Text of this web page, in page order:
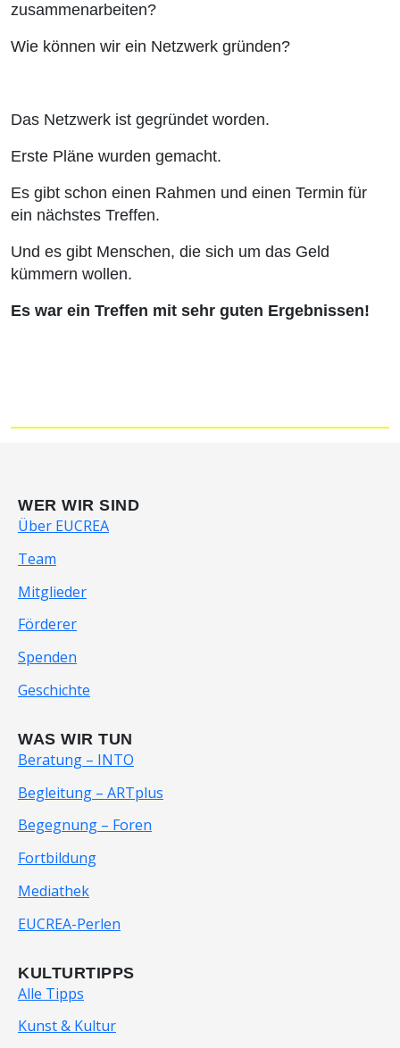
zusammenarbeiten?
Wie können wir ein Netzwerk gründen?
Das Netzwerk ist gegründet worden.
Erste Pläne wurden gemacht.
Es gibt schon einen Rahmen und einen Termin für
ein nächstes Treffen.
Und es gibt Menschen, die sich um das Geld
kümmern wollen.
Es war ein Treffen mit sehr guten Ergebnissen!
WER WIR SIND
Über EUCREA
Team
Mitglieder
Förderer
Spenden
Geschichte
WAS WIR TUN
Beratung – INTO
Begleitung – ARTplus
Begegnung – Foren
Fortbildung
Mediathek
EUCREA-Perlen
KULTURTIPPS
Alle Tipps
Kunst & Kultur